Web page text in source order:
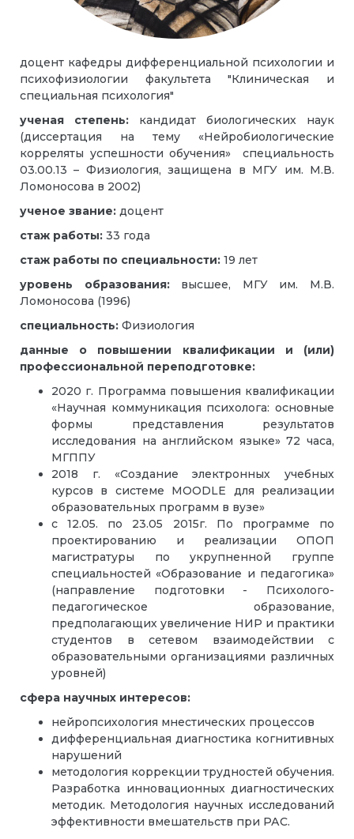
доцент кафедры дифференциальной психологии и
психофизиологии факультета "Клиническая и
специальная психология"
ученая степень: кандидат биологических наук
(диссертация на тему «Нейробиологические
корреляты успешности обучения» специальность
03.00.13 – Физиология, защищена в МГУ им. М.В.
Ломоносова в 2002)
ученое звание: доцент
стаж работы: 33 года
стаж работы по специальности: 19 лет
уровень образования:высшее, МГУ им. М.В.
Ломоносова (1996)
специальность: Физиология
данные о повышении квалификации и (или)
профессиональной переподготовке:
2020 г. Программа повышения квалификации
«Научная коммуникация психолога: основные
формы представления результатов
исследования на английском языке» 72 часа,
МГППУ
2018 г. «Создание электронных учебных
курсов в системе MOODLE для реализации
образовательных программ в вузе»
с 12.05. по 23.05 2015г. По программе по
проектированию и реализации ОПОП
магистратуры по укрупненной группе
специальностей «Образование и педагогика»
(направление подготовки - Психолого-
педагогическое образование,
предполагающих увеличение НИР и практики
студентов в сетевом взаимодействии с
образовательными организациями различных
уровней)
сфера научных интересов:
нейропсихология мнестических процессов
дифференциальная диагностика когнитивных
нарушений
методология коррекции трудностей обучения.
Разработка инновационных диагностических
методик. Методология научных исследований
эффективности вмешательств при РАС.